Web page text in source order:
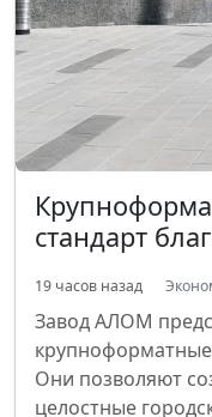
стандарт
19 часов назад
Завод АЛОМ
Они позволяют
целостные